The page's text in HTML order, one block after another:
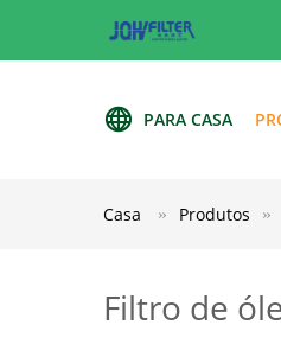
PARA CASA
Casa Produtos
Filtro de